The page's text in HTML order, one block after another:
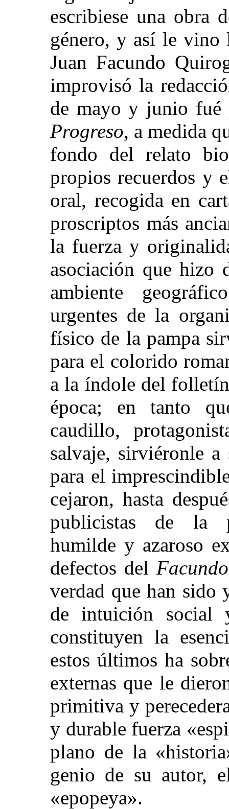
escribiese una obra
género, y así le vino
Juan Facundo
improvisó la
de mayo y junio fué
Progreso, a medida
fondo del relato
propios recuerdos y
oral, recogida en
proscriptos más
la fuerza y
asociación que hizo
ambiente
urgentes de la
físico de la pampa
para el colorido
a la índole del
época; en tanto
caudillo,
salvaje, sirviéronle
para el
cejaron, hasta
publicistas de la
humilde y azaroso
defectos del Facundo
verdad que han sido
de intuición social
constituyen la
estos últimos ha
externas que le
primitiva y
y durable fuerza
plano de la
genio de su autor,
«epopeya».